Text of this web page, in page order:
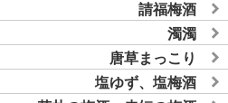
請福梅酒
濁濁
唐草まっこり
塩ゆず、塩梅酒